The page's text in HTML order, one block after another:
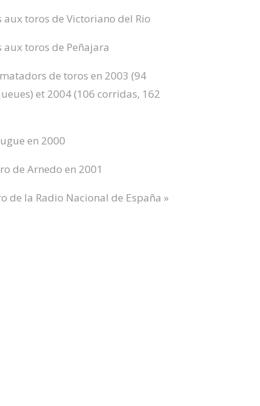
toros de Victoriano del Rio
toros de Peñajara
de toros en 2003 (94
et 2004 (106 corridas, 162
en 2000
de Arnedo en 2001
de la Radio Nacional de España »